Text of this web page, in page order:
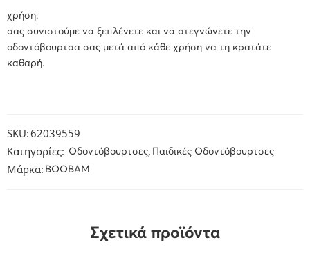
χρήση:
σας συνιστούμε να ξεπλένετε και να στεγνώνετε την
οδοντόβουρτσα σας μετά από κάθε χρήση να τη κρατάτε
καθαρή.
SKU: 62039559
Κατηγορίες: Οδοντόβουρτσες, Παιδικές Οδοντόβουρτσες
Μάρκα: BOOBAM
Σχετικά προϊόντα